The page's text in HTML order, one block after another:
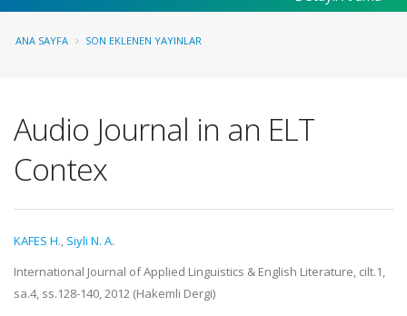
ANA SAYFA SON EKLENEN YAYINLAR
Audio Journal in an ELT
Contex
KAFES H., Siyli N. A.
International Journal of Applied Linguistics & English Literature, cilt.1,
sa.4, ss.128-140, 2012 (Hakemli Dergi)